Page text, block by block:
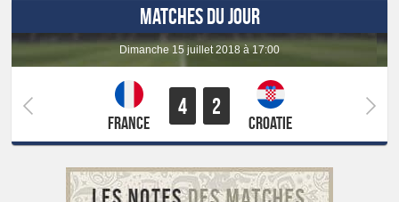
MATCHES DU JOUR
dimanche 15 juillet 2018 à 17:00
France
4 2
Croatie